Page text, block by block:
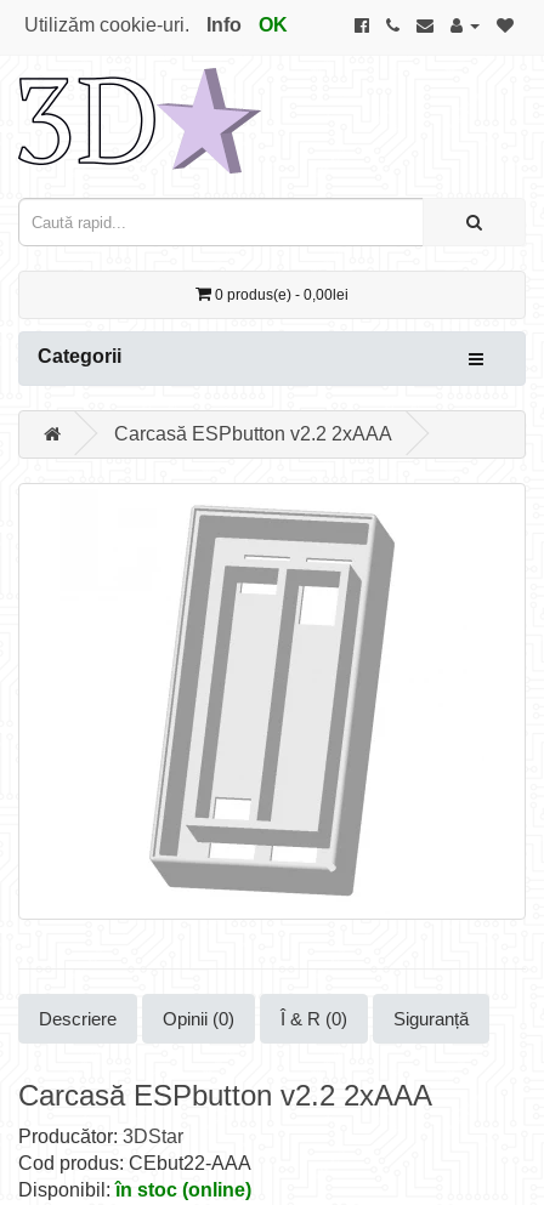
Utilizăm cookie-uri. Info OK
0 produs(e) - 0,00lei
Categorii
Carcasă ESPbutton v2.2 2xAAA
Descriere Opinii (0) Î & R (0) Siguranță
Carcasă ESPbutton v2.2 2xAAA
Producător: 3DStar
Cod produs: CEbut22-AAA
Disponibil:în stoc (online)